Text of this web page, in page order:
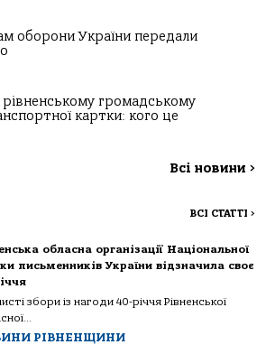
оборони України передали
рівненському громадському
картки: кого це
Всі новини >
ВСІ СТАТТІ >
обласна організації Національної
письменників України відзначила своє
збори із нагоди 40-річчя Рівненської
РІВНЕНЩИНИ